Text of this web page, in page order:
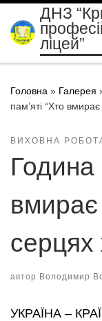
Перейти до
ДНЗ
ліцей”
Головна » Галерея
пам’яті “Хто
ВИХОВНА
Година
вмирає
серцях
автор Володимир
УКРАЇНА –